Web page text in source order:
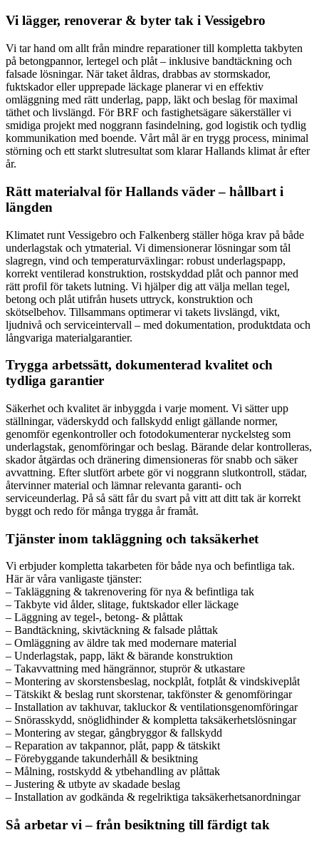
Vi lägger, renoverar & byter tak i Vessigebro
Vi tar hand om allt från mindre reparationer till kompletta takbyten
på betongpannor, lertegel och plåt – inklusive bandtäckning och
falsade lösningar. När taket åldras, drabbas av stormskador,
fuktskador eller upprepade läckage planerar vi en effektiv
omläggning med rätt underlag, papp, läkt och beslag för maximal
täthet och livslängd. För BRF och fastighetsägare säkerställer vi
smidiga projekt med noggrann fasindelning, god logistik och tydlig
kommunikation med boende. Vårt mål är en trygg process, minimal
störning och ett starkt slutresultat som klarar Hallands klimat år efter
år.
Rätt materialval för Hallands väder – hållbart i
längden
Klimatet runt Vessigebro och Falkenberg ställer höga krav på både
underlagstak och ytmaterial. Vi dimensionerar lösningar som tål
slagregn, vind och temperaturväxlingar: robust underlagspapp,
korrekt ventilerad konstruktion, rostskyddad plåt och pannor med
rätt profil för takets lutning. Vi hjälper dig att välja mellan tegel,
betong och plåt utifrån husets uttryck, konstruktion och
skötselbehov. Tillsammans optimerar vi takets livslängd, vikt,
ljudnivå och serviceintervall – med dokumentation, produktdata och
långvariga materialgarantier.
Trygga arbetssätt, dokumenterad kvalitet och
tydliga garantier
Säkerhet och kvalitet är inbyggda i varje moment. Vi sätter upp
ställningar, väderskydd och fallskydd enligt gällande normer,
genomför egenkontroller och fotodokumenterar nyckelsteg som
underlagstak, genomföringar och beslag. Bärande delar kontrolleras,
skador åtgärdas och dränering dimensioneras för snabb och säker
avvattning. Efter slutfört arbete gör vi noggrann slutkontroll, städar,
återvinner material och lämnar relevanta garanti- och
serviceunderlag. På så sätt får du svart på vitt att ditt tak är korrekt
byggt och redo för många trygga år framåt.
Tjänster inom takläggning och taksäkerhet
Vi erbjuder kompletta takarbeten för både nya och befintliga tak.
Här är våra vanligaste tjänster:
– Takläggning & takrenovering för nya & befintliga tak
– Takbyte vid ålder, slitage, fuktskador eller läckage
– Läggning av tegel-, betong- & plåttak
– Bandtäckning, skivtäckning & falsade plåttak
– Omläggning av äldre tak med modernare material
– Underlagstak, papp, läkt & bärande konstruktion
– Takavvattning med hängrännor, stuprör & utkastare
– Montering av skorstensbeslag, nockplåt, fotplåt & vindskiveplåt
– Tätskikt & beslag runt skorstenar, takfönster & genomföringar
– Installation av takhuvar, takluckor & ventilationsgenomföringar
– Snörasskydd, snöglidhinder & kompletta taksäkerhetslösningar
– Montering av stegar, gångbryggor & fallskydd
– Reparation av takpannor, plåt, papp & tätskikt
– Förebyggande takunderhåll & besiktning
– Målning, rostskydd & ytbehandling av plåttak
– Justering & utbyte av skadade beslag
– Installation av godkända & regelriktiga taksäkerhetsanordningar
Så arbetar vi – från besiktning till färdigt tak